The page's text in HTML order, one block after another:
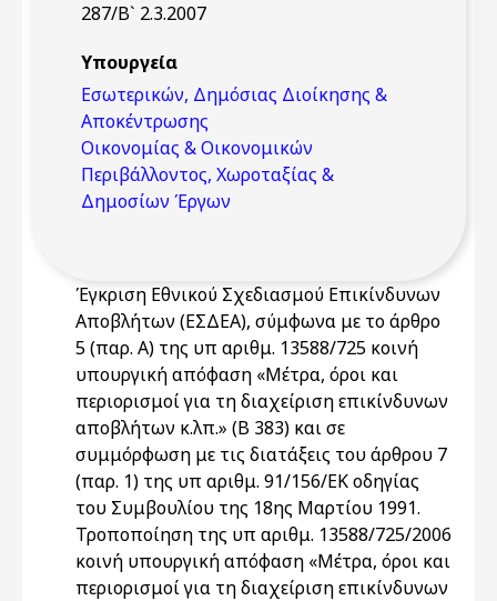
287/Β` 2.3.2007
Υπουργεία
Εσωτερικών, Δημόσιας Διοίκησης &
Αποκέντρωσης
Οικονομίας & Οικονομικών
Περιβάλλοντος, Χωροταξίας &
Δημοσίων Έργων
Έγκριση Εθνικού Σχεδιασμού Επικίνδυνων
Αποβλήτων (ΕΣΔΕΑ), σύμφωνα με το άρθρο
5 (παρ. Α) της υπ αριθμ. 13588/725 κοινή
υπουργική απόφαση «Μέτρα, όροι και
περιορισμοί για τη διαχείριση επικίνδυνων
αποβλήτων κ.λπ.» (Β 383) και σε
συμμόρφωση με τις διατάξεις του άρθρου 7
(παρ. 1) της υπ αριθμ. 91/156/ΕΚ οδηγίας
του Συμβουλίου της 18ης Μαρτίου 1991.
Τροποποίηση της υπ αριθμ. 13588/725/2006
κοινή υπουργική απόφαση «Μέτρα, όροι και
περιορισμοί για τη διαχείριση επικίνδυνων